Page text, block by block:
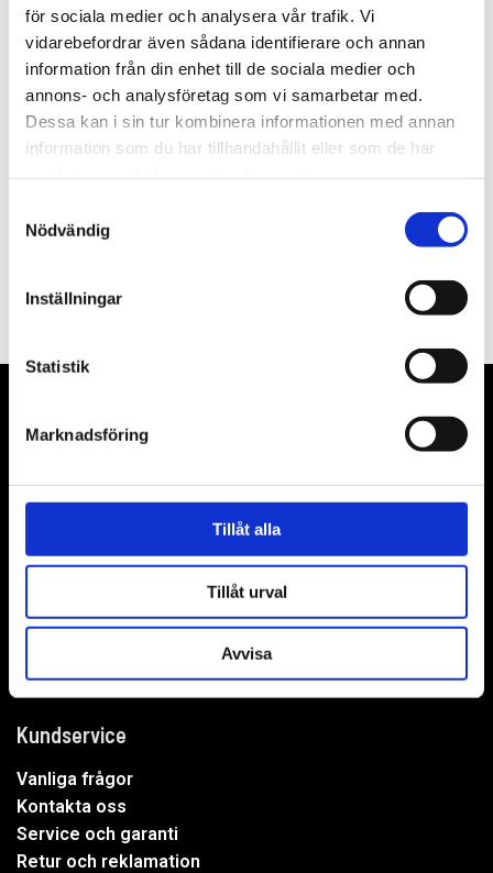
för sociala medier och analysera vår trafik. Vi
vidarebefordrar även sådana identifierare och annan
information från din enhet till de sociala medier och
annons- och analysföretag som vi samarbetar med.
Dessa kan i sin tur kombinera informationen med annan
information som du har tillhandahållit eller som de har
Nödvändig
Inställningar
Statistik
Marknadsföring
Tillåt alla
Tillåt urval
Avvisa
Finns i lager
Beskrivning
Filer
Adress: Elementvägen 7, 702 27 Örebro
Undrar du över något?
Mejla oss:info@wer.se
Eller ring oss:
Kundservice
Vanliga frågor
Kontakta oss
Service och garanti
Retur och reklamation